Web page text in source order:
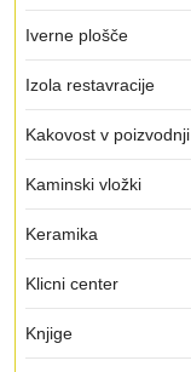
Iverne plošče
Izola restavracije
Kakovost v poizvodnji
Kaminski vložki
Keramika
Klicni center
Knjige